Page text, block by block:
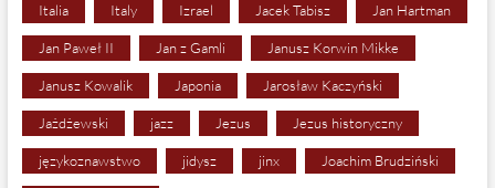
Italia Italy Izrael Jacek Tabisz Jan Hartman
Jan Paweł II Jan z Gamli Janusz Korwin Mikke
Janusz Kowalik Japonia Jarosław Kaczyński
Jażdżewski jazz Jezus Jezus historyczny
językoznawstwo jidysz jinx Joachim Brudziński